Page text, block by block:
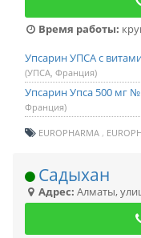
Время работы:
Упсарин УПСА с
(УПСА, Франция)
Упсарин Упса 500 мг
Франция)
EUROPHARMA
Садыхан
Адрес: Алматы,